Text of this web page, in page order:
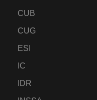
CUB
CUG
ESI
IC
IDR